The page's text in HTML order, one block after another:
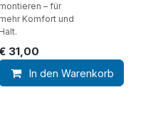
montieren – für
mehr Komfort und
Halt.
31,00
In den Warenkorb